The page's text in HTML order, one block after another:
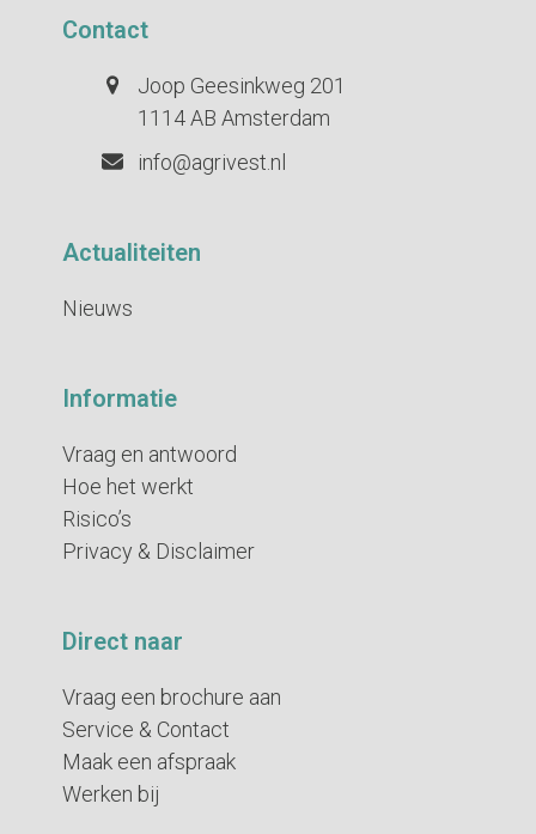
Contact
Joop Geesinkweg 201
1114 AB Amsterdam
info@agrivest.nl
Actualiteiten
Nieuws
Informatie
Vraag en antwoord
Hoe het werkt
Risico’s
Privacy & Disclaimer
Direct naar
Vraag een brochure aan
Service & Contact
Maak een afspraak
Werken bij